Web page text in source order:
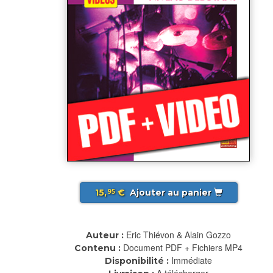
15,95€ Ajouter au panier
Auteur : Eric Thiévon & Alain Gozzo
Contenu : Document PDF + Fichiers MP4
Disponibilité : Immédiate